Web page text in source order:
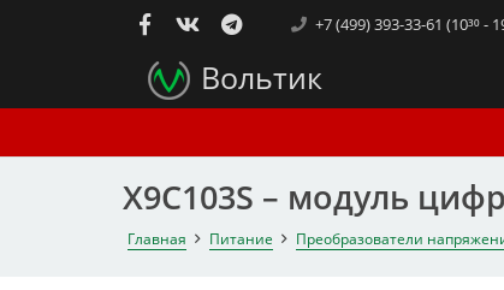
+7 (499) 393-33-61 (10³⁰ -
Вольтик
X9C103S – модуль
Главная Питание Преобразователи